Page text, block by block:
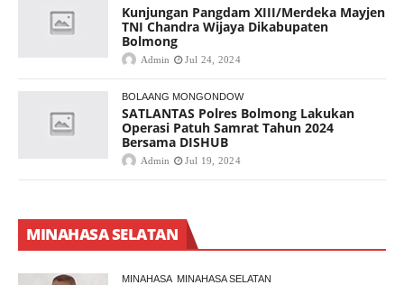
Kunjungan Pangdam XIII/Merdeka Mayjen
TNI Chandra Wijaya Dikabupaten
Bolmong
Admin Jul 24, 2024
BOLAANG MONGONDOW
SATLANTAS Polres Bolmong Lakukan
Operasi Patuh Samrat Tahun 2024
Bersama DISHUB
Admin Jul 19, 2024
MINAHASA SELATAN
MINAHASA MINAHASA SELATAN